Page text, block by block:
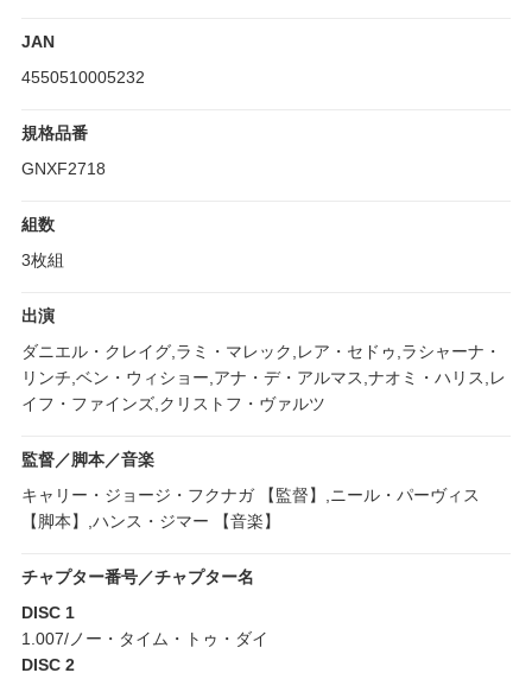
JAN
4550510005232
規格品番
GNXF2718
組数
3枚組
出演
ダニエル・クレイグ,ラミ・マレック,レア・セドゥ,ラシャーナ・
リンチ,ベン・ウィショー,アナ・デ・アルマス,ナオミ・ハリス,レ
イフ・ファインズ,クリストフ・ヴァルツ
監督／脚本／音楽
キャリー・ジョージ・フクナガ 【監督】,ニール・パーヴィス
【脚本】,ハンス・ジマー 【音楽】
チャプター番号／チャプター名
DISC 1
1.007/ノー・タイム・トゥ・ダイ
DISC 2